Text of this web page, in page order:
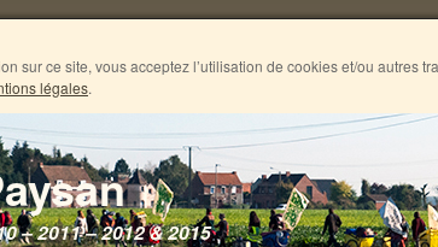
sur ce site, vous acceptez l’utilisation de cookies et/ou autres
légales.
– 2011 – 2012 & 2015